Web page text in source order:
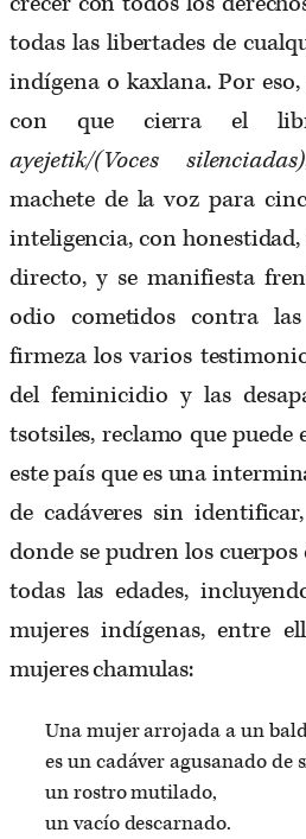
todas las libertades de
indígena o kaxlana. Por
con que cierra el
ayejetik/(Voces silenciadas)
machete de la voz para
inteligencia, con
directo, y se manifiesta
odio cometidos contra
firmeza los varios
del feminicidio y las
tsotsiles, reclamo que puede
este país que es una
de cadáveres sin
donde se pudren los
todas las edades,
mujeres indígenas, entre
mujeres chamulas:
Una mujer arrojada a un
es un cadáver agusanado de
un rostro mutilado,
un vacío descarnado.